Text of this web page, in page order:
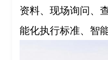
资料、现场询问、
能化执行标准、智